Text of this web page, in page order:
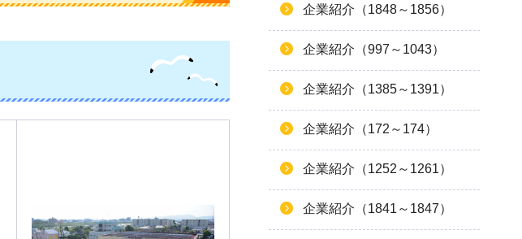
企業紹介（1848～1856）
企業紹介（997～1043）
企業紹介（1385～1391）
企業紹介（172～174）
企業紹介（1252～1261）
企業紹介（1841～1847）